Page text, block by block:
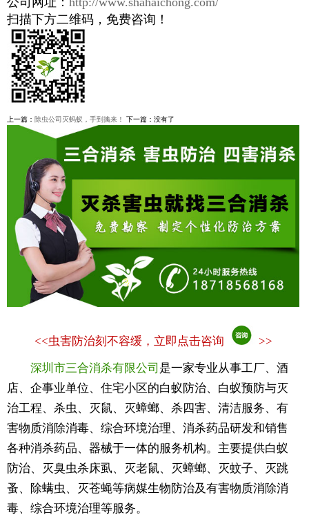
扫描下方二维码，免费咨询！
上一篇： 除虫公司灭蚂蚁，手到擒来！ 下一篇：没有了
<<虫害防治刻不容缓，立即点击咨询 >>
深圳市三合消杀有限公司 是一家专业从事工厂、酒
店、企事业单位、住宅小区的白蚁防治、白蚁预防与灭
治工程、杀虫、灭鼠、灭蟑螂、杀四害、清洁服务、有
害物质消除消毒、综合环境治理、消杀药品研发和销售
各种消杀药品、器械于一体的服务机构。主要提供白蚁
防治、灭臭虫杀床虱、灭老鼠、灭蟑螂、灭蚊子、灭跳
蚤、除螨虫、灭苍蝇等病媒生物防治及有害物质消除消
毒、综合环境治理等服务。